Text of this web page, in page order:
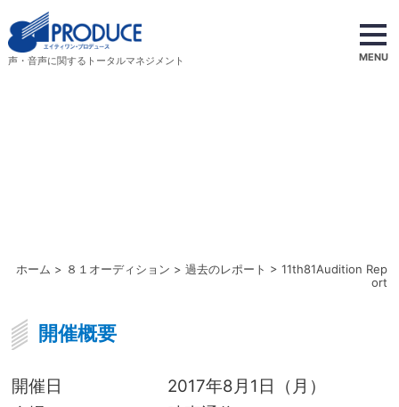
声・音声に関するトータルマネジメント MENU
ホーム > ８１オーディション > 過去のレポート > 11th81Audition Rep
ort
開催概要
開催日
2017年8月1日（月）